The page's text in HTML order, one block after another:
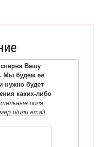
Вашу
Мы будем ее
нужно будет
каких-либо
поля:
и/или email